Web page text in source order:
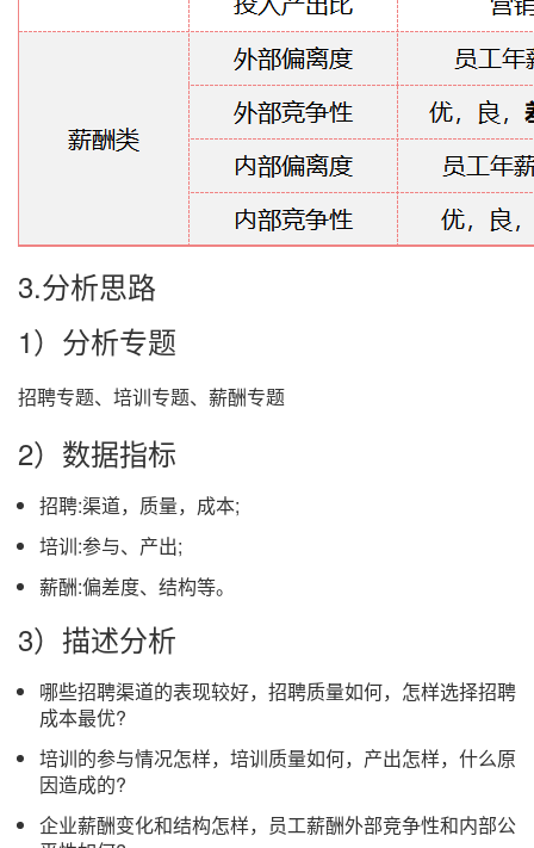
3.分析思路
1）分析专题
招聘专题、培训专题、薪酬专题
2）数据指标
招聘:渠道，质量，成本;
培训:参与、产出;
薪酬:偏差度、结构等。
3）描述分析
哪些招聘渠道的表现较好，招聘质量如何，怎样选择招聘
成本最优?
培训的参与情况怎样，培训质量如何，产出怎样，什么原
因造成的?
企业薪酬变化和结构怎样，员工薪酬外部竞争性和内部公